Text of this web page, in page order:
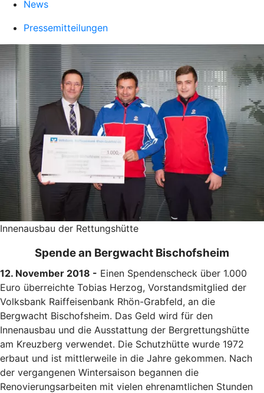
News
Pressemitteilungen
Innenausbau der Rettungshütte
Spende an Bergwacht Bischofsheim
12. November 2018 - Einen Spendenscheck über 1.000
Euro überreichte Tobias Herzog, Vorstandsmitglied der
Volksbank Raiffeisenbank Rhön-Grabfeld, an die
Bergwacht Bischofsheim. Das Geld wird für den
Innenausbau und die Ausstattung der Bergrettungshütte
am Kreuzberg verwendet. Die Schutzhütte wurde 1972
erbaut und ist mittlerweile in die Jahre gekommen. Nach
der vergangenen Wintersaison begannen die
Renovierungsarbeiten mit vielen ehrenamtlichen Stunden